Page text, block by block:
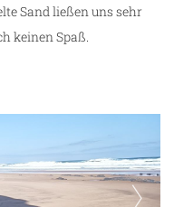
Sand ließen uns sehr
keinen Spaß.